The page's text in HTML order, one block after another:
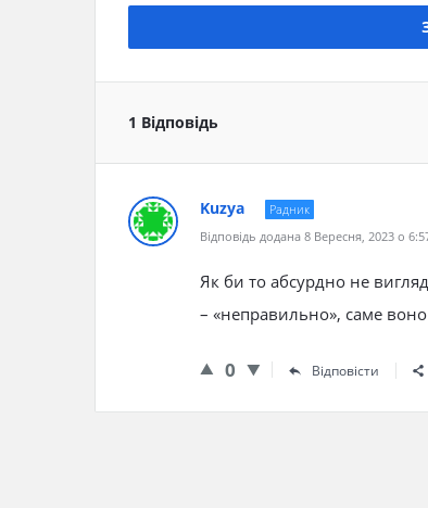
1 Відповідь
Kuzya
Радник
Відповідь додана 8 Вересня, 2023 о
Як би то абсурдно не
– «неправильно», саме
0 Відповісти